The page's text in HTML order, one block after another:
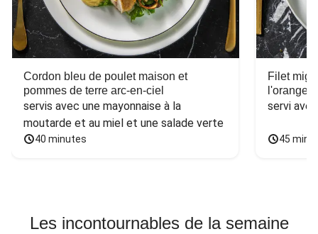
Cordon bleu de poulet maison et
pommes de terre arc-en-ciel
servis avec une mayonnaise à la
moutarde et au miel et une salade verte
40 minutes
Filet
l'orange
servi
45
Les incontournables de la semaine